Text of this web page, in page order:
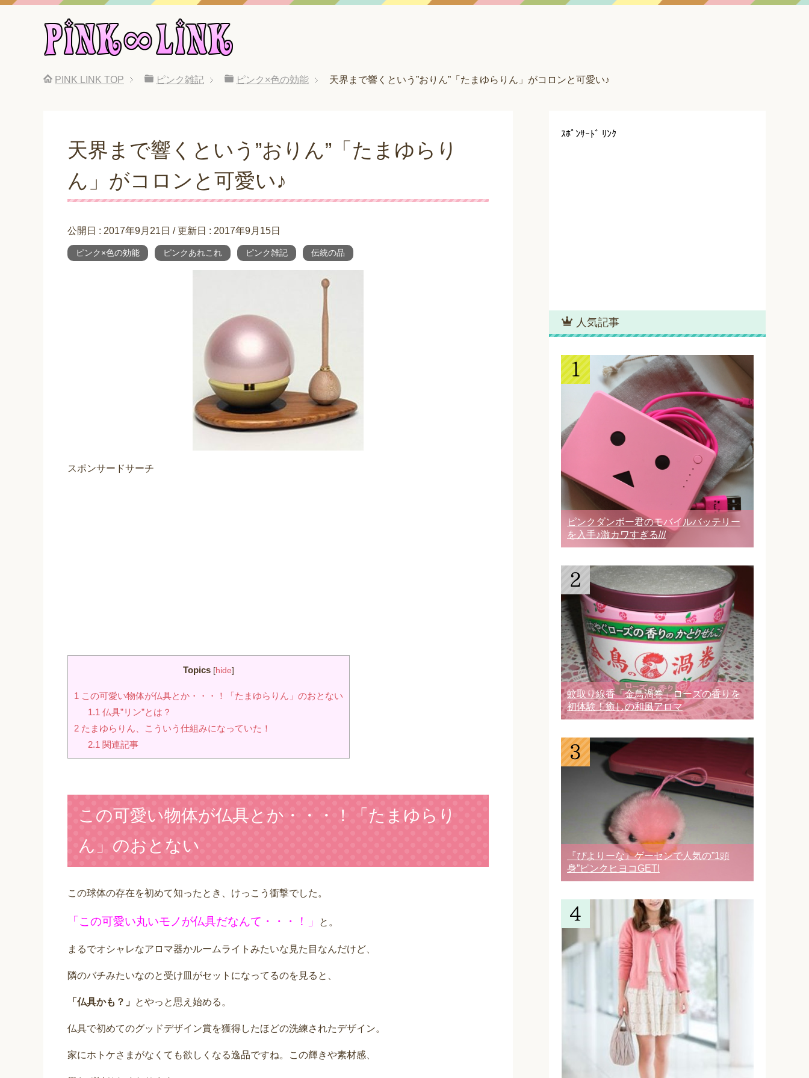
PINK LINK TOP ピンク雑記 ピンク×色の効能 天界まで響くという”おりん”「たまゆらりん」がコロンと可愛い♪
天界まで響くという”おりん”「たまゆらり
ん」がコロンと可愛い♪
公開日 : 2017年9月21日 / 更新日 : 2017年9月15日
ピンク×色の効能 ピンクあれこれ ピンク雑記 伝統の品
スポンサードサーチ
Topics [hide]
1 この可愛い物体が仏具とか・・・！「たまゆらりん」のおとない
1.1 仏具”リン”とは？
2 たまゆらりん、こういう仕組みになっていた！
2.1 関連記事
この可愛い物体が仏具とか・・・！「たまゆらり
ん」のおとない
この球体の存在を初めて知ったとき、けっこう衝撃でした。
「この可愛い丸いモノが仏具だなんて・・・！」 と。
まるでオシャレなアロマ器かルームライトみたいな見た目なんだけど、
隣のバチみたいなのと受け皿がセットになってるのを見ると、
「仏具かも？」 とやっと思え始める。
仏具で初めてのグッドデザイン賞を獲得したほどの洗練されたデザイン。
家にホトケさまがなくても欲しくなる逸品ですね。この輝きや素材感、
ｽﾎﾟﾝｻｰﾄﾞ ﾘﾝｸ
人気記事
ピンクダンボー君のモバイルバッテリー
を入手♪激カワすぎる///
蚊取り線香「金鳥渦巻」ローズの香りを
初体験！癒しの和風アロマ
『ぴよりーな』ゲーセンで人気の”1頭
身”ピンクヒヨコGET!